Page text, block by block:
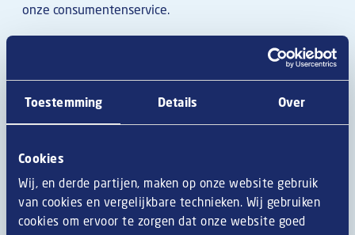
Toestemming Details Over
Cookies
Wij, en derde partijen, maken op onze website gebruik
van cookies en vergelijkbare technieken. Wij gebruiken
cookies om ervoor te zorgen dat onze website goed
onze consumentenservice.
Allergenen
glutenbevattende granen M
tarwe
rogge Z